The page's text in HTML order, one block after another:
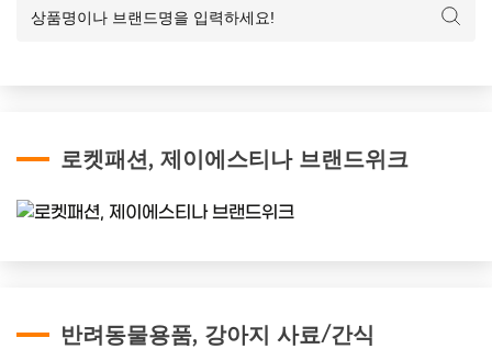
로켓패션, 제이에스티나 브랜드위크
반려동물용품, 강아지 사료/간식